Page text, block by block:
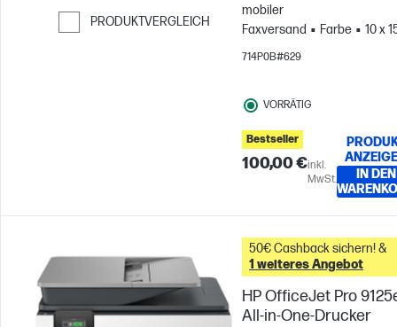
PRODUKTVERGLEICH
mobiler
Faxversand
Farbe
10 x
cm; A4; Umschläge; A5; B5;
714P0B#629
VORRÄTIG
Bestseller
100,00 €inkl.
MwSt.
IN DEN
50€ Cashback sichern! &
1 weiteres Angebot
HP OfficeJet Pro
All-in-One-Drucker